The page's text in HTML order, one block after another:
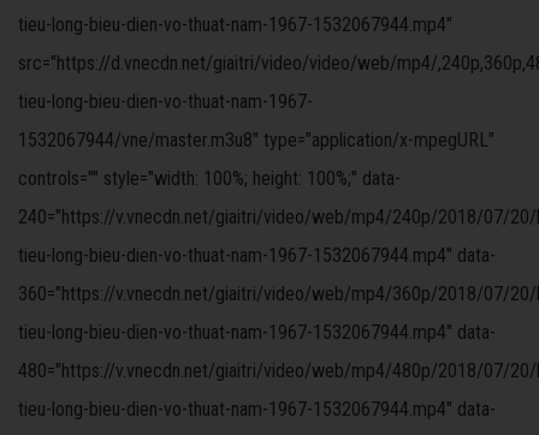
tieu-long-bieu-dien-vo-thuat-nam-1967-1532067944.mp4"
src="https://d.vnecdn.net/giaitri/video/video/web/mp4/
tieu-long-bieu-dien-vo-thuat-nam-1967-
1532067944/vne/master.m3u8" type="application/x-mpegURL"
controls="" style="width: 100%; height: 100%;" data-
240="https://v.vnecdn.net/giaitri/video/web/mp4/240p/2018/07/
tieu-long-bieu-dien-vo-thuat-nam-1967-1532067944.mp4" data-
360="https://v.vnecdn.net/giaitri/video/web/mp4/360p/2018/07/
tieu-long-bieu-dien-vo-thuat-nam-1967-1532067944.mp4" data-
480="https://v.vnecdn.net/giaitri/video/web/mp4/480p/2018/07/
tieu-long-bieu-dien-vo-thuat-nam-1967-1532067944.mp4" data-